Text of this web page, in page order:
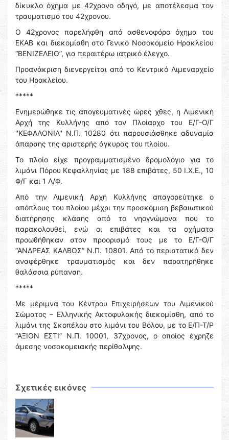
δίκυκλο όχημα με 42χρονο οδηγό, με αποτέλεσμα τον
τραυματισμό του 42χρονου.
Ο 42χρονος παρελήφθη από ασθενοφόρο όχημα του
ΕΚΑΒ και διεκομίσθη στο Γενικό Νοσοκομείο Ηρακλείου
“ΒΕΝΙΖΕΛΕΙΟ”, για περαιτέρω ιατρικό έλεγχο.
Προανάκριση διενεργείται από το Κεντρικό Λιμεναρχείο
του Ηρακλείου.
*****
Ενημερώθηκε τις απογευματινές ώρες χθες, η Λιμενική
Αρχή της Κυλλήνης από τον Πλοίαρχο του Ε/Γ-Ο/Γ
''ΚΕΦΑΛΟΝΙΑ'' Ν.Π. 10280 ότι παρουσιάσθηκε αδυναμία
άπαρσης της αριστερής άγκυρας του πλοίου.
Το πλοίο είχε προγραμματισμένο δρομολόγιο για το
λιμάνι Πόρου Κεφαλληνίας με 188 επιβάτες, 50 Ι.Χ.Ε., 10
Φ/Γ και 1 Λ/Φ.
Από την Λιμενική Αρχή Κυλλήνης απαγορεύτηκε ο
απόπλους του πλοίου μέχρι την προσκόμιση βεβαιωτικού
διατήρησης κλάσης από το νηογνώμονα που το
παρακολουθεί, ενώ οι επιβάτες και τα οχήματα
προωθήθηκαν στον προορισμό τους με το Ε/Γ-Ο/Γ
“ΑΝΔΡΕΑΣ ΚΑΛΒΟΣ” Ν.Π. 10801. Από το περιστατικό δεν
αναφέρθηκε τραυματισμός και δεν παρατηρήθηκε
θαλάσσια ρύπανση.
*****
Με μέριμνα του Κέντρου Επιχειρήσεων του Λιμενικού
Σώματος – Ελληνικής Ακτοφυλακής διεκομίσθη, από το
λιμάνι της Σκοπέλου στο λιμάνι του Βόλου, με το Ε/Π-Τ/Ρ
“ΑΞΙΟΝ ΕΣΤΙ” Ν.Π. 10001, 37χρονος, ο οποίος έχρηζε
άμεσης νοσοκομειακής περίθαλψης.
Σχετικές εικόνες